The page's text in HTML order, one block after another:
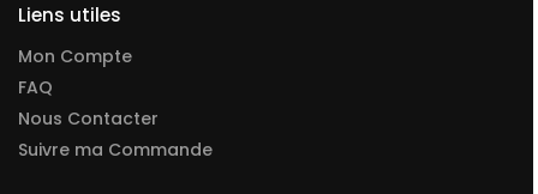
Liens utiles
Mon Compte
FAQ
Nous Contacter
Suivre ma Commande